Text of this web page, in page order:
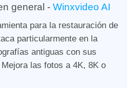
general - Winxvideo AI
para la restauración de
particularmente en la
antiguas con sus
las fotos a 4K, 8K o